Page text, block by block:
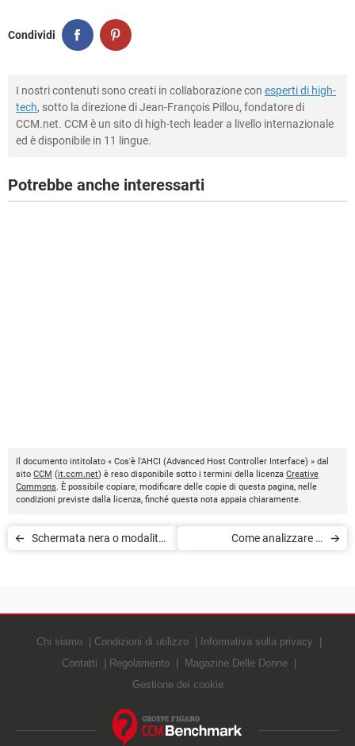
Condividi
I nostri contenuti sono creati in collaborazione con esperti di high-
tech, sotto la direzione di Jean-François Pillou, fondatore di
CCM.net. CCM è un sito di high-tech leader a livello internazionale
ed è disponibile in 11 lingue.
Potrebbe anche interessarti
Il documento intitolato « Cos'è l'AHCI (Advanced Host Controller Interface) » dal
sito CCM (it.ccm.net) è reso disponibile sotto i termini della licenza Creative
Commons. È possibile copiare, modificare delle copie di questa pagina, nelle
condizioni previste dalla licenza, finché questa nota appaia chiaramente.
Schermata nera o modalità
Come analizzare le
Chi siamo Condizioni di utilizzo
Informativa sulla privacy
Contatti
Regolamento
Magazine Delle Donne
Gestione dei cookie